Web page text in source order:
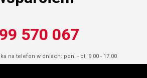
570 067
na telefon w dniach: pon. - pt. 9.00 - 17.00